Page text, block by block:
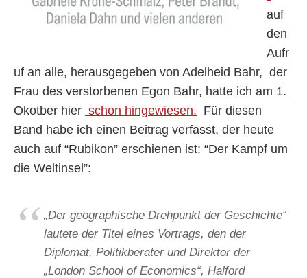
auf
den
Aufr
uf an alle, herausgegeben von Adelheid Bahr, der
Frau des verstorbenen Egon Bahr, hatte ich am 1.
Okotber hier schon hingewiesen. Für diesen
Band habe ich einen Beitrag verfasst, der heute
auch auf “Rubikon” erschienen ist: “Der Kampf um
die Weltinsel”:
„Der geographische Drehpunkt der Geschichte“
lautete der Titel eines Vortrags, den der
Diplomat, Politikberater und Direktor der
„London School of Economics“, Halford